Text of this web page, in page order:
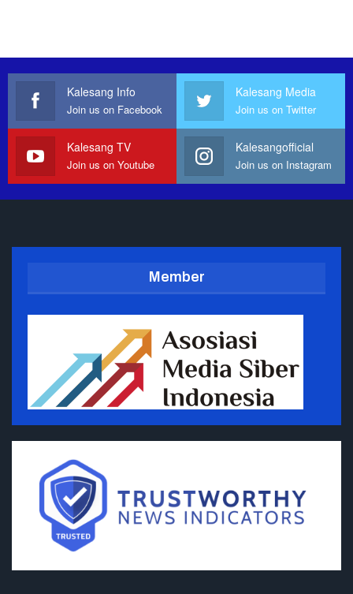
Kalesang Info
Join us on Facebook
Kalesang Media
Join us on Twitter
Kalesang TV
Join us on Youtube
Kalesangofficial
Join us on Instagram
Member